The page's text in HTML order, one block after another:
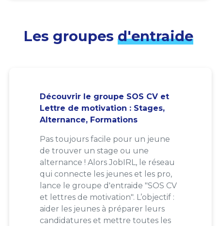
Les groupes d'entraide
Découvrir le groupe SOS CV et
Lettre de motivation : Stages,
Alternance, Formations
Pas toujours facile pour un jeune
de trouver un stage ou une
alternance ! Alors JobIRL, le réseau
qui connecte les jeunes et les pro,
lance le groupe d'entraide "SOS CV
et lettres de motivation". L’objectif :
aider les jeunes à préparer leurs
candidatures et mettre toutes les